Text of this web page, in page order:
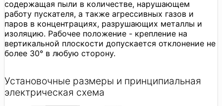
содержащая пыли в количестве, нарушающем
работу пускателя, а также агрессивных газов и
паров в концентрациях, разрушающих металлы и
изоляцию. Рабочее положение - крепление на
вертикальной плоскости допускается отклонение не
более 30° в любую сторону.
Установочные размеры и принципиальная
электрическая схема